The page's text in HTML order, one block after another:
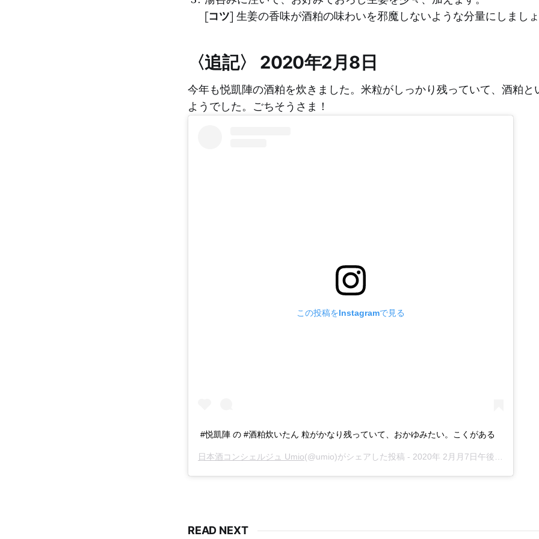
[コツ] 生姜の香味が酒粕の味わいを邪魔しないような分量にしましょ
〈追記〉 2020年2月8日
今年も悦凱陣の酒粕を炊きました。米粒がしっかり残っていて、酒粕と
ようでした。ごちそうさま！
この投稿をInstagramで見る
#悦凱陣 の #酒粕炊いたん 粒がかなり残っていて、おかゆみたい。こくがある
日本酒コンシェルジュ Umio(@umio)がシェアした投稿 - 2020年 2月月7日午後3時57分PST
READ NEXT